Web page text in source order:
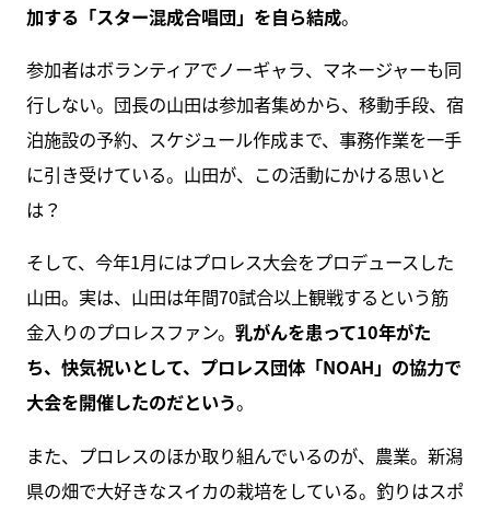
加する「スター混成合唱団」を自ら結成。
参加者はボランティアでノーギャラ、マネージャーも同
行しない。団長の山田は参加者集めから、移動手段、宿
泊施設の予約、スケジュール作成まで、事務作業を一手
に引き受けている。山田が、この活動にかける思いと
は？
そして、今年1月にはプロレス大会をプロデュースした
山田。実は、山田は年間70試合以上観戦するという筋
金入りのプロレスファン。 乳がんを患って10年がた
ち、快気祝いとして、プロレス団体「NOAH」の協力で
大会を開催したのだという。
また、プロレスのほか取り組んでいるのが、農業。新潟
県の畑で大好きなスイカの栽培をしている。釣りはスポ